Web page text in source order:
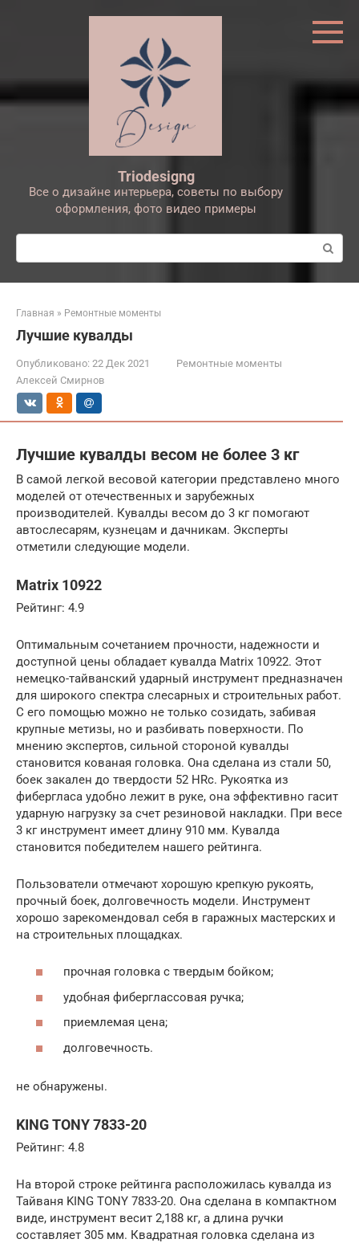
Triodesigng
Все о дизайне интерьера, советы по выбору
оформления, фото видео примеры
Поиск:
Главная » Ремонтные моменты
Лучшие кувалды
Опубликовано: 22 Дек 2021
Ремонтные моменты
Алексей Смирнов
Лучшие кувалды весом не более 3 кг
В самой легкой весовой категории представлено много
моделей от отечественных и зарубежных
производителей. Кувалды весом до 3 кг помогают
автослесарям, кузнецам и дачникам. Эксперты
отметили следующие модели.
Matrix 10922
Рейтинг: 4.9
Оптимальным сочетанием прочности, надежности и
доступной цены обладает кувалда Matrix 10922. Этот
немецко-тайванский ударный инструмент предназначен
для широкого спектра слесарных и строительных работ.
С его помощью можно не только созидать, забивая
крупные метизы, но и разбивать поверхности. По
мнению экспертов, сильной стороной кувалды
становится кованая головка. Она сделана из стали 50,
боек закален до твердости 52 HRc. Рукоятка из
фибергласа удобно лежит в руке, она эффективно гасит
ударную нагрузку за счет резиновой накладки. При весе
3 кг инструмент имеет длину 910 мм. Кувалда
становится победителем нашего рейтинга.
Пользователи отмечают хорошую крепкую рукоять,
прочный боек, долговечность модели. Инструмент
хорошо зарекомендовал себя в гаражных мастерских и
на строительных площадках.
прочная головка с твердым бойком;
удобная фиберглассовая ручка;
приемлемая цена;
долговечность.
не обнаружены.
KING TONY 7833-20
Рейтинг: 4.8
На второй строке рейтинга расположилась кувалда из
Тайваня KING TONY 7833-20. Она сделана в компактном
виде, инструмент весит 2,188 кг, а длина ручки
составляет 305 мм. Квадратная головка сделана из